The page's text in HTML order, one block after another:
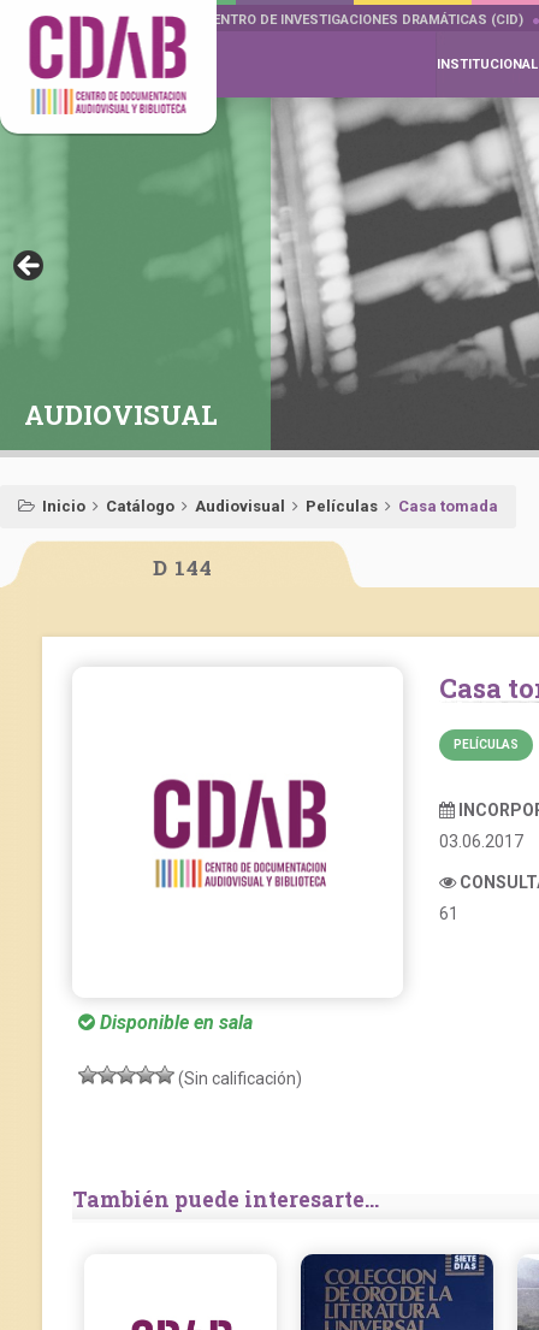
DOCUMENTA DRAMÁTICAS CENTRO DE INVESTIGACIONES DRAMÁTICAS (CID)
INSTITUCIONAL
AUDIOVISUAL
Inicio Catálogo Audiovisual Películas Casa tomada
D 144
Disponible en sala
(Sin calificación)
Casa
PELÍCULAS
03.06.2017
61
También puede interesarte...